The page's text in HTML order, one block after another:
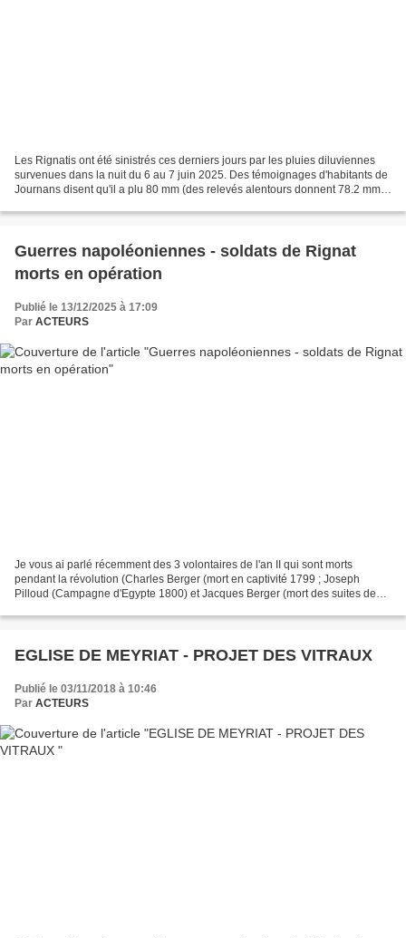
Les Rignatis ont été sinistrés ces derniers jours par les pluies diluviennes
survenues dans la nuit du 6 au 7 juin 2025. Des témoignages d'habitants de
Journans disent qu'il a plu 80 mm (des relevés alentours donnent 78.2 mm) ;
Guerres napoléoniennes - soldats de Rignat
morts en opération
Publié le 13/12/2025 à 17:09
Par ACTEURS
Je vous ai parlé récemment des 3 volontaires de l'an II qui sont morts
pendant la révolution (Charles Berger (mort en captivité 1799 ; Joseph
Pilloud (Campagne d'Egypte 1800) et Jacques Berger (mort des suites de
EGLISE DE MEYRIAT - PROJET DES VITRAUX
Publié le 03/11/2018 à 10:46
Par ACTEURS